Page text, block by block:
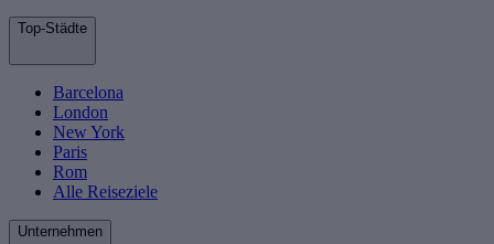
Top-Städte
Barcelona
London
New York
Paris
Rom
Alle Reiseziele
Unternehmen